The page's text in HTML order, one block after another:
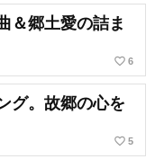
＆郷土愛の詰ま
favorite_border 6
グ。故郷の心を
favorite_border 5